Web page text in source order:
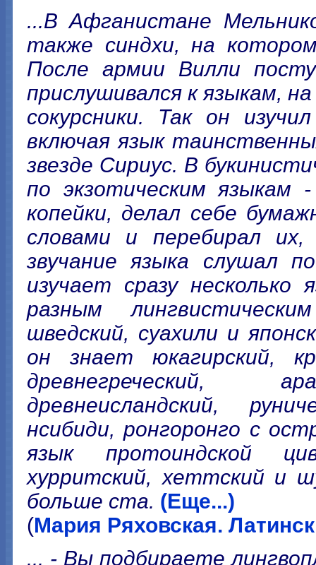
...В Афганистане
также синдхи, на
После армии Вилли
прислушивался к языкам,
сокурсники. Так он
включая язык
звезде Сириус. В
по экзотическим языкам
копейки, делал себе
словами и перебирал
звучание языка слушал
изучает сразу несколько
разным
шведский, суахили и
он знает юкагирский,
древнегреческий,
древнеисландский,
нсибиди, ронгоронго с
язык протоиндской
хурритский, хеттский и
больше ста. (Еще...)
(Мария Ряховская.
... - Вы подбираете